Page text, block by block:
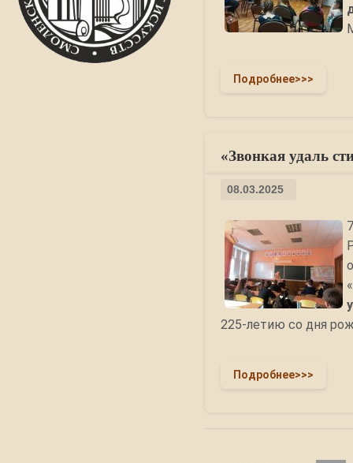
Подробнее>>>
«Звонкая удаль
08.03.2025
225-летию со дня
Подробнее>>>